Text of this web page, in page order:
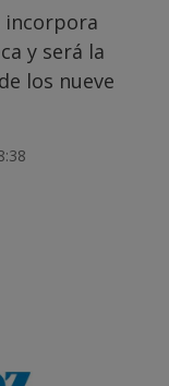
incorpora
y será la
los nueve